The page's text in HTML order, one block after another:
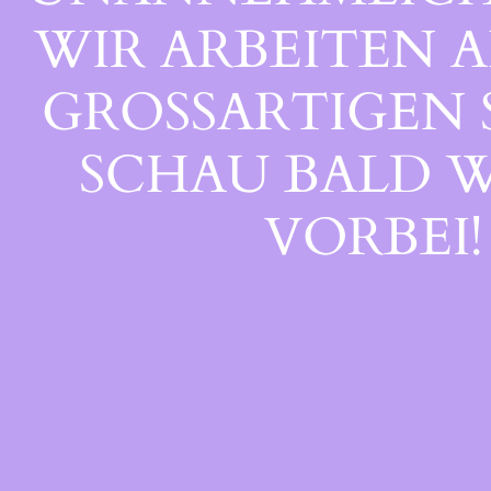
WIR ARBEITEN
GROSSARTIGEN
CHAU BALD
ORBEI!